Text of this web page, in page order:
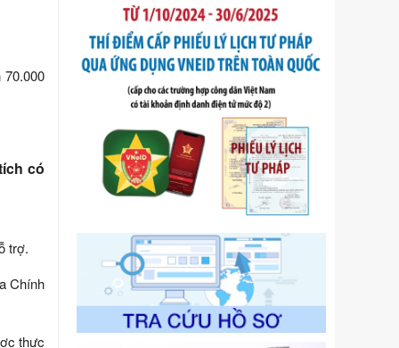
có
trợ.
Chính
thực
Số kí hiệu:292/2026/NĐ-CP
Tên: Nghị định số 292/2026/NĐ-CP
của Chính phủ: Quy định chi tiết một
số điều và biện pháp để tổ chức,
hướng dẫn thi hành Luật Quản lý
ngoại thương
Ngày ban hành: 21/07/2026
Số kí hiệu: 105/2026/TT-BTC
Tên: Thông tư số 105/2026/TT-BTC
của Bộ Tài chính: Bãi bỏ Thông tư số
87/2019/TT- BТC ngày 19 tháng 12
chính hướng dẫn thực hiện xử phạt
vi phạm hành chính trong lĩnh vực
kho bạc nhà nước
Ngày ban hành: 21/07/2026
Số kí hiệu:291/2026/NĐ-CP
Tên: Nghị định số 291/2026/NĐ-CP